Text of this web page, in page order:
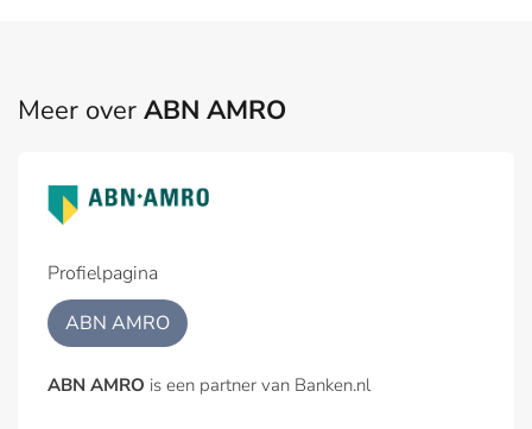
Meer over ABN AMRO
Profielpagina
ABN AMRO
ABN AMRO is een partner van Banken.nl